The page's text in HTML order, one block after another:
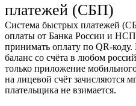
платежей (СБП)
Система быстрых платежей
оплаты от Банка России и
принимать оплату по QR-
баланс со счёта в любом
только приложение
на лицевой счёт зачисляются
плательщика не взимается.